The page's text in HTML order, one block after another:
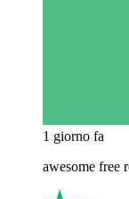
1 giorno fa
awesome free